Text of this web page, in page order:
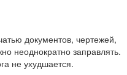
документов, чертежей,
неоднократно заправлять.
не ухудшается.